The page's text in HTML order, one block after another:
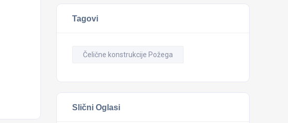
Tagovi
Čelične konstrukcije Požega
Slični Oglasi